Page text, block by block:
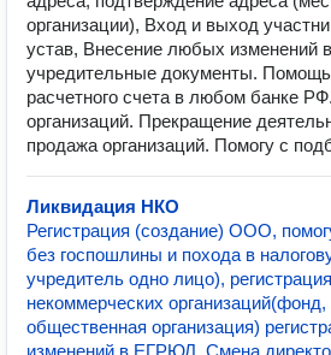
организации), Вход и выход
устав, Внесение любых
учредительные документы.
расчетного счета в любом банке
организаций. Прекращение
продажа организаций. Помогу с
Ликвидация НКО
Регистрация (создание) ООО,
без госпошлины и похода в
учредитель одно лицо),
некоммерческих
общественная организация)
изменений в ЕГРЮЛ, Смена